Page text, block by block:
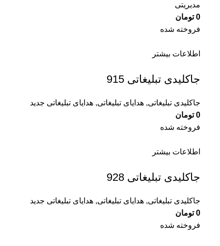
مدیریتی
0 تومان
فروخته شده
اطلاعات بیشتر
جاکلیدی تبلیغاتی 915
جاکلیدی تبلیغاتی, هدایای تبلیغاتی, هدایای تبلیغاتی جدید
0 تومان
فروخته شده
اطلاعات بیشتر
جاکلیدی تبلیغاتی 928
جاکلیدی تبلیغاتی, هدایای تبلیغاتی, هدایای تبلیغاتی جدید
0 تومان
فروخته شده